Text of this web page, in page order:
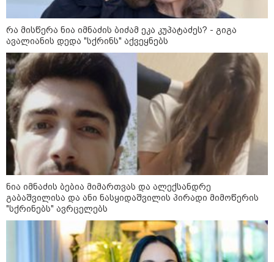
მნიშვნელოვანი ინფორმაცია
11:13 / 05-08-2026
უკეთესი ცხოვრებისათვის" FIFA-ს 2026 წლის
მსოფლიო ჩემპიონატზე™
რა მისწერა ნია იმნაძის ბიძამ ეკა კუპატაძეს? - გიგა
ავალიანის დედა "სქრინს" აქვეყნებს
ნია იმნაძის ბებია მიმართვას და ალექსანდრე
გაბაშვილისა და ანი ნასყიდაშვილის პირადი მიმოწერის
"სქრინებს" ავრცელებს